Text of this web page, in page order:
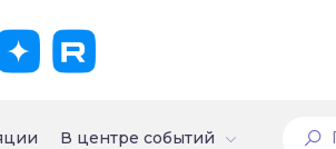
В центре событий